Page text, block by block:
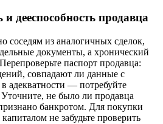
дееспособность продавца
соседям из аналогичных сделок,
документы, а хронический
паспорт продавца:
совпадают ли данные с
адекватности — потребуйте
не было ли продавца
банкротом. Для покупки
не забудьте проверить